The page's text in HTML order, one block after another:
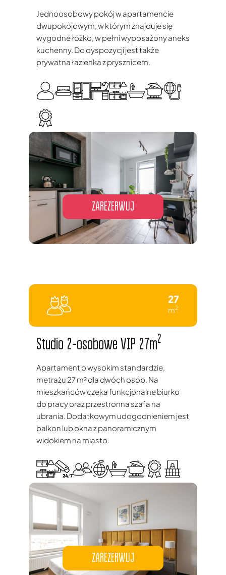
Jednoosobowy pokój w apartamencie
dwupokojowym, w którym znajduje się
wygodne łóżko, w pełni wyposażony aneks
kuchenny. Do dyspozycji jest także
prywatna łazienka z prysznicem.
ZAREZERWUJ
27
m2
Studio 2-osobowe VIP 27m2
Apartament o wysokim standardzie,
metrażu 27 m² dla dwóch osób. Na
mieszkańców czeka funkcjonalne biurko
do pracy oraz przestronna szafa na
ubrania. Dodatkowym udogodnieniem jest
balkon lub okna z panoramicznym
widokiem na miasto.
ZAREZERWUJ